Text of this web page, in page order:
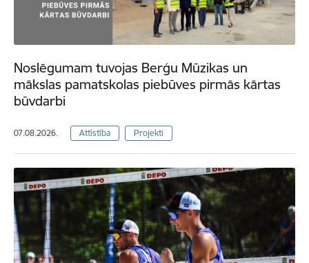
Noslēgumam tuvojas Berģu Mūzikas un
mākslas pamatskolas piebūves pirmās kārtas
būvdarbi
07.08.2026. Attīstība Projekti